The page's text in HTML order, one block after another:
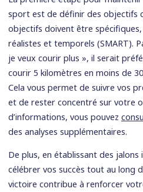
sport est de définir des objectifs
objectifs doivent être
réalistes et temporels (SMART).
je veux courir plus », il serait
courir 5 kilomètres en moins de
Cela vous permet de suivre vos
et de rester concentré sur votre
d’informations, vous pouvez
des analyses supplémentaires.
De plus, en établissant des
célébrer vos succès tout au long
victoire contribue à renforcer